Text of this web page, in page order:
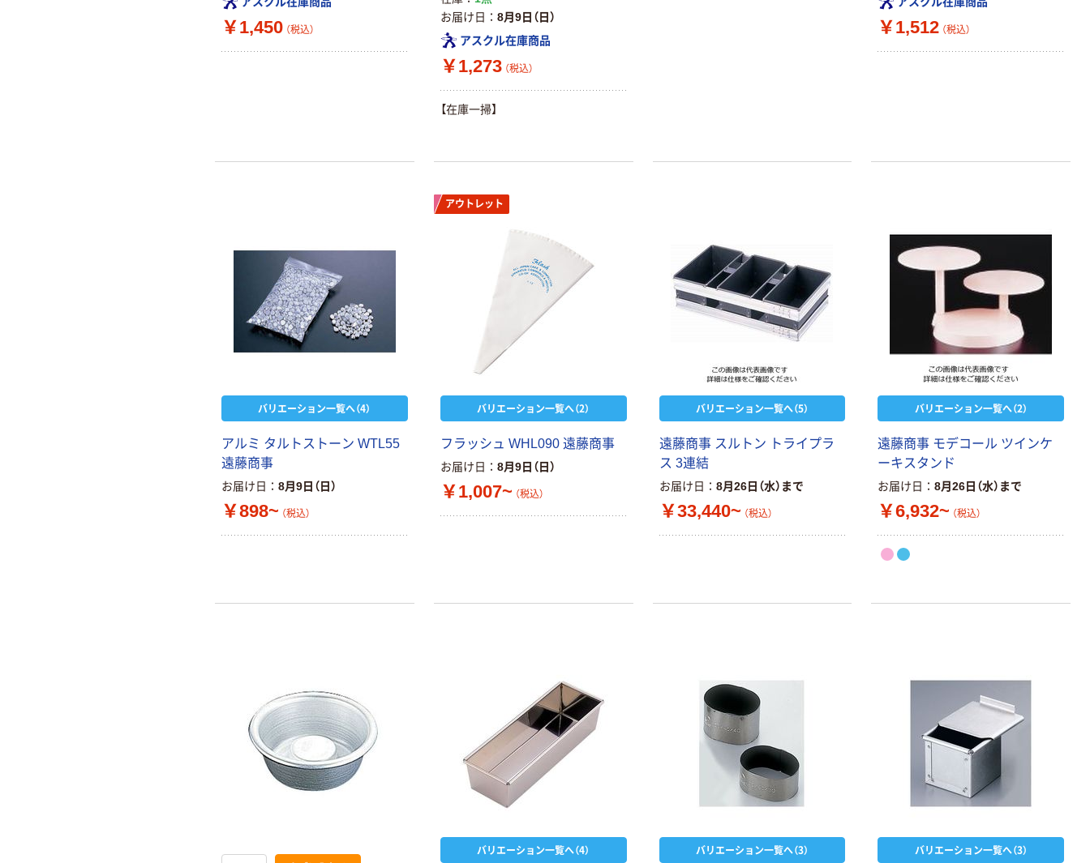
￥1,450 （税込）
お届け日
8月9日（日）
アスクル在庫商品
￥1,273 （税込）
【在庫一掃】
￥1,512 （税込）
バリエーション一覧へ（4）
アルミ タルトストーン WTL55
遠藤商事
お届け日 8月9日（日）
￥898~ （税込）
アウトレット
バリエーション一覧へ（2）
フラッシュ WHL090 遠藤商事
お届け日 8月9日（日）
￥1,007~ （税込）
バリエーション一覧へ（5）
遠藤商事 スルトン トライプラ
ス 3連結
お届け日 8月26日（水）まで
￥33,440~ （税込）
バリエーション一覧へ（2）
遠藤商事 モデコール ツインケ
ーキスタンド
お届け日 8月26日（水）まで
￥6,932~ （税込）
バリエーション一覧へ（4） バリエーション一覧へ（3） バリエーション一覧へ（3）